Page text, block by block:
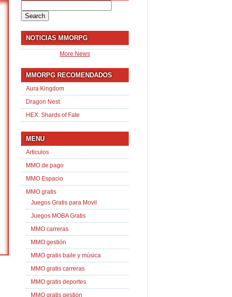
for:
NOTICIAS MMORPG
More News
MMORPG RECOMENDADOS
Aura Kingdom
Dragon Nest
HEX: Shards of Fate
MENU
Articulos
MMO de pago
MMO Espacio
MMO gratis
Juegos Gratis para Movil
Juegos MOBA Gratis
MMO carreras
MMO gestión
MMO gratis baile y música
MMO gratis carreras
MMO gratis deportes
MMO gratis gestión